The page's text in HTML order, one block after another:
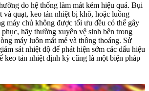
do hệ thống làm mát kém hiệu quả. Bụi
và quạt, keo tản nhiệt bị khô, hoặc luồng
máy chủ không được tối ưu đều có thể gây
hãy thường xuyên vệ sinh bên trong
máy luôn mát mẻ và thông thoáng. Sử
sát nhiệt độ để phát hiện sớm các dấu hiệu
keo tản nhiệt định kỳ cũng là một biện pháp